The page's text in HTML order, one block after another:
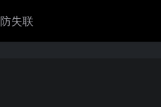
防失联